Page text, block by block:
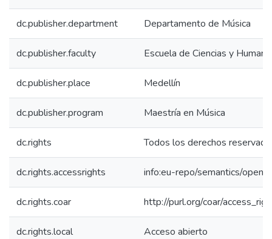
dc.publisher.department Departamento de Música
dc.publisher.faculty Escuela de Ciencias y
dc.publisher.place Medellín
dc.publisher.program Maestría en Música
dc.rights Todos los derechos
dc.rights.accessrights info:eu-repo/semantics/
dc.rights.coar http://purl.org/coar/
dc.rights.local Acceso abierto